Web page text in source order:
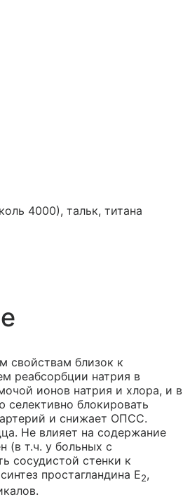
4000), тальк, титана
свойствам близок к
реабсорбции натрия в
ионов натрия и хлора, и в
блокировать
и снижает ОПСС.
Не влияет на содержание
(в т.ч. у больных с
сосудистой стенки к
простагландина Е2,